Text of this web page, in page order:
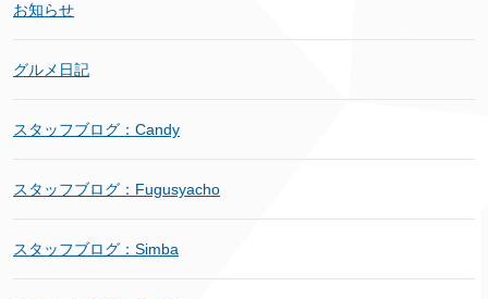
お知らせ
グルメ日記
スタッフブログ：Candy
スタッフブログ：Fugusyacho
スタッフブログ：Simba